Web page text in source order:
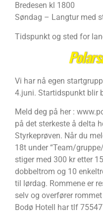
Bredesen kl 1800
Søndag – Langtur med
Tidspunkt og sted for
Vi har nå egen
4.juni. Startidspunkt blir
Meld deg på her :
på det sterkeste å delta
Styrkeprøven. Når du
18t under “Team/
stiger med 300 kr etter
dobbeltrom og 10
til lørdag. Rommene er
selv og overfører
Bodø Hotell har tlf